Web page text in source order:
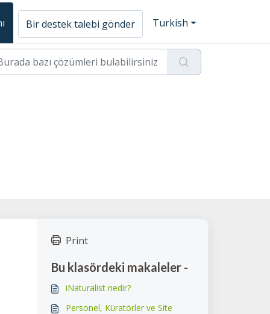
Bir destek talebi gönder Turkish
Print
Bu klasördeki makaleler -
iNaturalist nedir?
Personel, Küratörler ve Site